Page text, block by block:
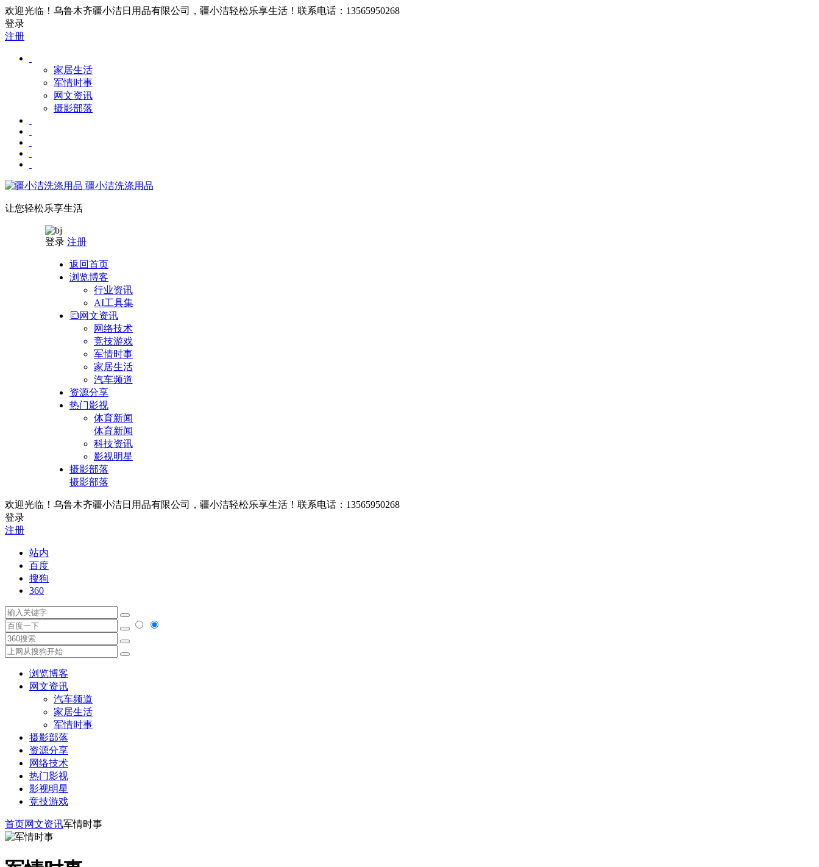
欢迎光临！乌鲁木齐疆小洁日用品有限公司，疆小洁轻松乐享生活！联系电话：13565950268
登录
注册
家居生活
军情时事
网文资讯
摄影部落
疆小洁洗涤用品
让您轻松乐享生活
登录 注册
返回首页
浏览博客
行业资讯
AI工具集
网文资讯
网络技术
竞技游戏
军情时事
家居生活
汽车频道
资源分享
热门影视
体育新闻
体育新闻
科技资讯
影视明星
摄影部落
摄影部落
欢迎光临！乌鲁木齐疆小洁日用品有限公司，疆小洁轻松乐享生活！联系电话：13565950268
登录
注册
站内
百度
搜狗
360
浏览博客
网文资讯
汽车频道
家居生活
军情时事
摄影部落
资源分享
网络技术
热门影视
影视明星
竞技游戏
首页网文资讯军情时事